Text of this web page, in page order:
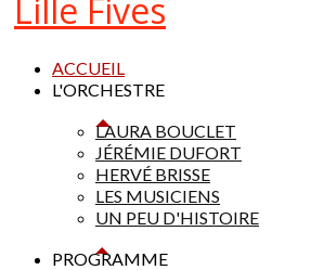
ACCUEIL
L'ORCHESTRE
LAURA BOUCLET
JÉRÉMIE DUFORT
HERVÉ BRISSE
LES MUSICIENS
UN PEU D'HISTOIRE
PROGRAMME